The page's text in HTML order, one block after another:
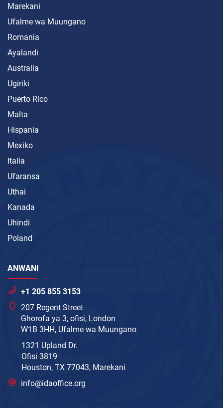
Marekani
Ufalme wa Muungano
Romania
Ayalandi
Australia
Ugiriki
Puerto Rico
Malta
Hispania
Mexiko
Italia
Ufaransa
Uthai
Kanada
Uhindi
Poland
ANWANI
+1 205 855 3153
207 Regent Street
Ghorofa ya 3, ofisi, London
W1B 3HH, Ufalme wa Muungano
1321 Upland Dr.
Ofisi 3819
Houston, TX 77043, Marekani
info@idaoffice.org